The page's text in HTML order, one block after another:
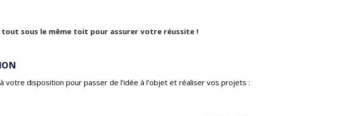
tout sous le même toit pour assurer votre réussite !
votre disposition pour passer de l’idée à l’objet et réaliser vos projets :